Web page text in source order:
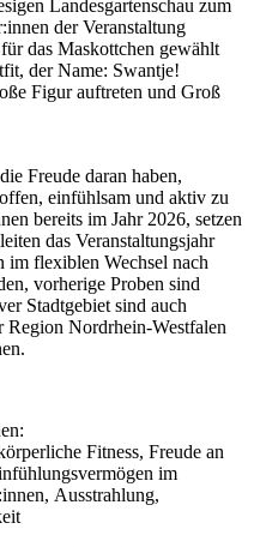
Landesgartenschau zum
der Veranstaltung
das Maskottchen gewählt
der Name: Swantje!
Figur auftreten und Groß
Freude daran haben,
einfühlsam und aktiv zu
bereits im Jahr 2026, setzen
das Veranstaltungsjahr
im flexiblen Wechsel nach
vorherige Proben sind
Stadtgebiet sind auch
Region Nordrhein-Westfalen
Fitness, Freude an
im
Ausstrahlung,